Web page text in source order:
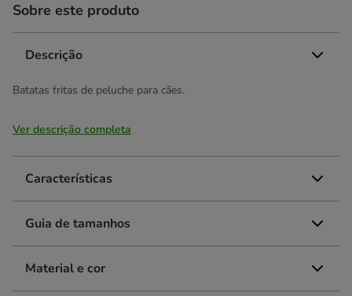
Sobre este produto
Descrição
Batatas fritas de peluche para cães.
Ver descrição completa
Características
Guia de tamanhos
Material e cor